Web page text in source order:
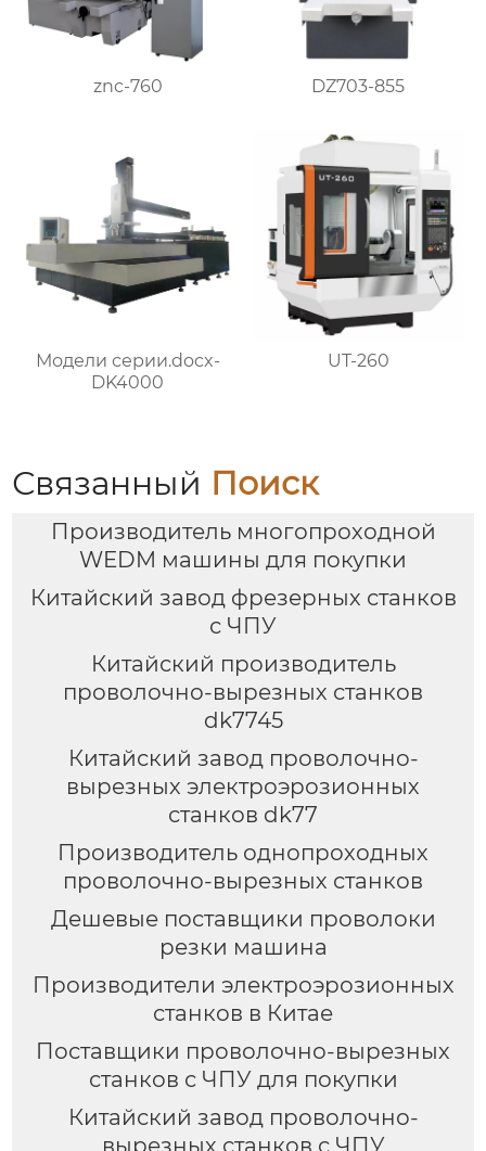
znc-760 DZ703-855
Модели серии.docx-
DK4000
UT-260
Связанный Поиск
Производитель многопроходной
WEDM машины для покупки
Китайский завод фрезерных станков
с ЧПУ
Китайский производитель
проволочно-вырезных станков
dk7745
Китайский завод проволочно-
вырезных электроэрозионных
станков dk77
Производитель однопроходных
проволочно-вырезных станков
Дешевые поставщики проволоки
резки машина
Производители электроэрозионных
станков в Китае
Поставщики проволочно-вырезных
станков с ЧПУ для покупки
Китайский завод проволочно-
вырезных станков с ЧПУ